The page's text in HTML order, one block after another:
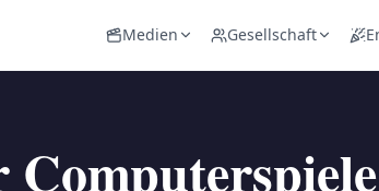
Medien Gesellschaft
Computerspiele